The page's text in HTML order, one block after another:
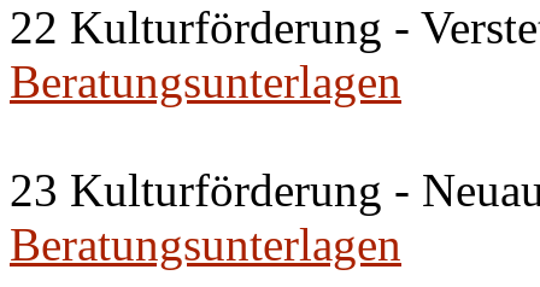
22 Kulturförderung -
Beratungsunterlagen
23 Kulturförderung -
Beratungsunterlagen